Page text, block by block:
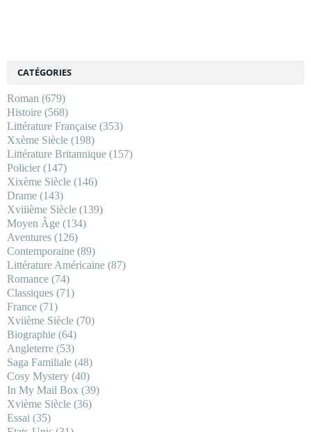
CATÉGORIES
Roman (679)
Histoire (568)
Littérature Française (353)
Xxème Siècle (198)
Littérature Britannique (157)
Policier(147)
Xixème Siècle (146)
Drame (143)
Xviiième Siècle (139)
Moyen Âge (134)
Aventures (126)
Contemporaine (89)
Littérature Américaine (87)
Romance (74)
Classiques (71)
France (71)
Xviième Siècle (70)
Biographie (64)
Angleterre (53)
Saga Familiale (48)
Cosy Mystery (40)
In My Mail Box (39)
Xvième Siècle (36)
Essai (35)